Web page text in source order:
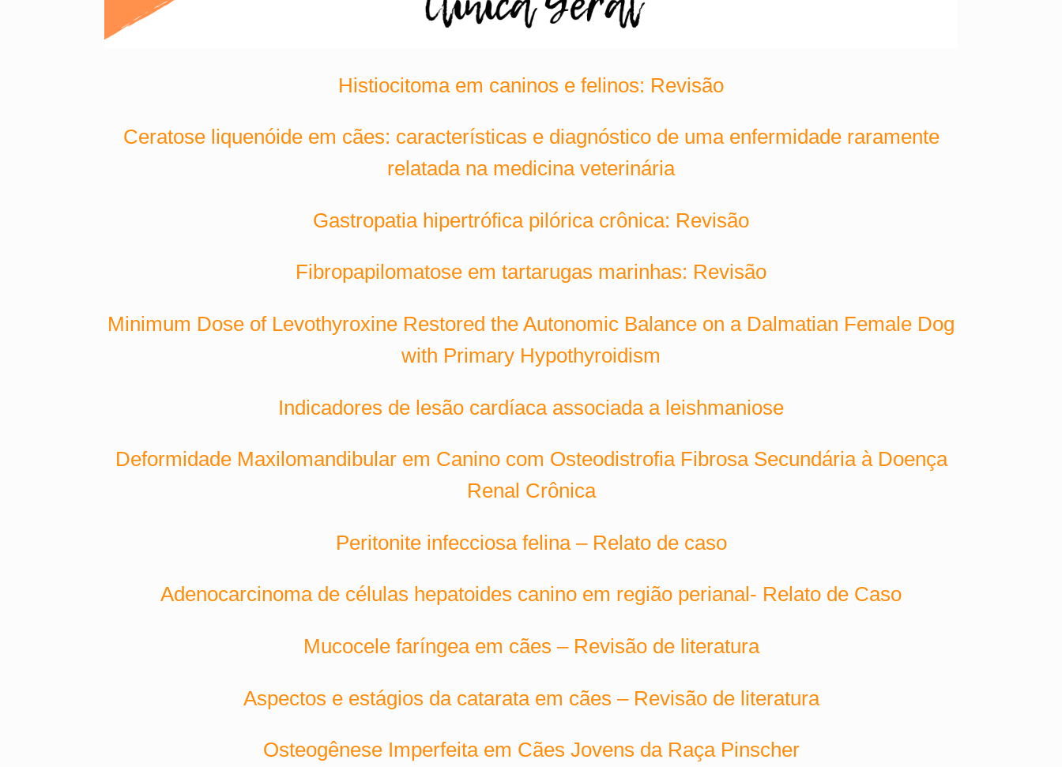
Histiocitoma em caninos e felinos: Revisão
Ceratose liquenóide em cães: características e diagnóstico de uma enfermidade raramente
relatada na medicina veterinária
Gastropatia hipertrófica pilórica crônica: Revisão
Fibropapilomatose em tartarugas marinhas: Revisão
Minimum Dose of Levothyroxine Restored the Autonomic Balance on a Dalmatian Female Dog
with Primary Hypothyroidism
Indicadores de lesão cardíaca associada a leishmaniose
Deformidade Maxilomandibular em Canino com Osteodistrofia Fibrosa Secundária à Doença
Renal Crônica
Peritonite infecciosa felina – Relato de caso
Adenocarcinoma de células hepatoides canino em região perianal- Relato de Caso
Mucocele faríngea em cães – Revisão de literatura
Aspectos e estágios da catarata em cães – Revisão de literatura
Osteogênese Imperfeita em Cães Jovens da Raça Pinscher